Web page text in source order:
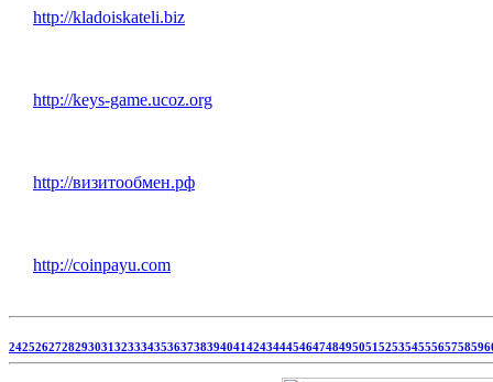
http://kladoiskateli.biz
http://keys-game.ucoz.org
http://визитообмен.рф
http://coinpayu.com
242526272829303132333435363738394041424344454647484950515253545556575859